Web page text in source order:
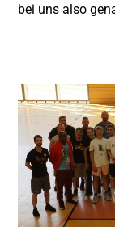
bei uns also